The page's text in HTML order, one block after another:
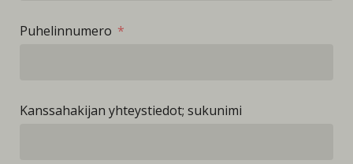
Puhelinnumero
Kanssahakijan yhteystiedot; sukunimi